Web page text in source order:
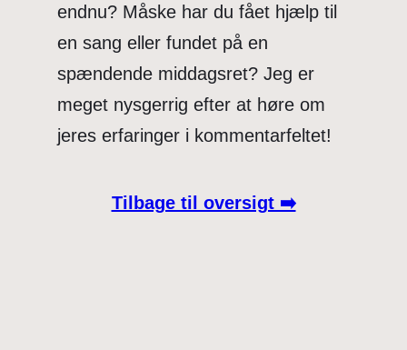
endnu? Måske har du fået hjælp til
en sang eller fundet på en
spændende middagsret? Jeg er
meget nysgerrig efter at høre om
jeres erfaringer i kommentarfeltet!
Tilbage til oversigt ➡️